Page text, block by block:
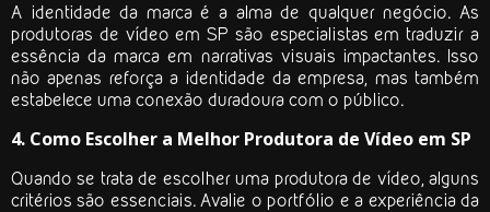
A identidade da marca é a alma de qualquer negócio. As
produtoras de vídeo em SP são especialistas em traduzir a
essência da marca em narrativas visuais impactantes. Isso
não apenas reforça a identidade da empresa, mas também
estabelece uma conexão duradoura com o público.
4. Como Escolher a Melhor Produtora de Vídeo em SP
Quando se trata de escolher uma produtora de vídeo, alguns
critérios são essenciais. Avalie o portfólio e a experiência da